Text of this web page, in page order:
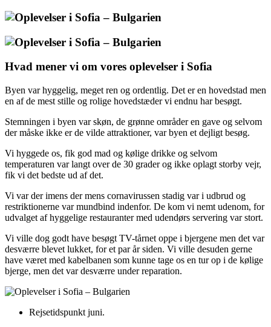
Hvad mener vi om vores oplevelser i Sofia
Byen var hyggelig, meget ren og ordentlig. Det er en hovedstad men
en af de mest stille og rolige hovedstæder vi endnu har besøgt.
Stemningen i byen var skøn, de grønne områder en gave og selvom
der måske ikke er de vilde attraktioner, var byen et dejligt besøg.
Vi hyggede os, fik god mad og kølige drikke og selvom
temperaturen var langt over de 30 grader og ikke oplagt storby vejr,
fik vi det bedste ud af det.
Vi var der imens der mens cornavirussen stadig var i udbrud og
restriktionerne var mundbind indenfor. De kom vi nemt udenom, for
udvalget af hyggelige restauranter med udendørs servering var stort.
Vi ville dog godt have besøgt TV-tårnet oppe i bjergene men det var
desværre blevet lukket, for et par år siden. Vi ville desuden gerne
have været med kabelbanen som kunne tage os en tur op i de kølige
bjerge, men det var desværre under reparation.
Rejsetidspunkt juni.